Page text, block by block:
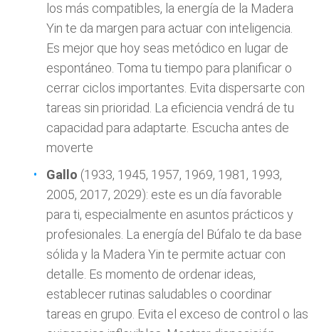
los más compatibles, la energía de la Madera
Yin te da margen para actuar con inteligencia.
Es mejor que hoy seas metódico en lugar de
espontáneo. Toma tu tiempo para planificar o
cerrar ciclos importantes. Evita dispersarte con
tareas sin prioridad. La eficiencia vendrá de tu
capacidad para adaptarte. Escucha antes de
moverte
Gallo (1933, 1945, 1957, 1969, 1981, 1993,
2005, 2017, 2029): este es un día favorable
para ti, especialmente en asuntos prácticos y
profesionales. La energía del Búfalo te da base
sólida y la Madera Yin te permite actuar con
detalle. Es momento de ordenar ideas,
establecer rutinas saludables o coordinar
tareas en grupo. Evita el exceso de control o las